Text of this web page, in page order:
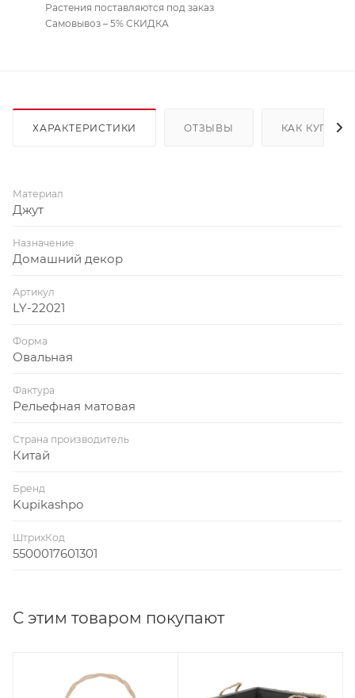
Растения поставляются под заказ
Самовывоз – 5% СКИДКА
ХАРАКТЕРИСТИКИ ОТЗЫВЫ КАК КУПИТЬ
Материал
Джут
Назначение
Домашний декор
Артикул
LY-22021
Форма
Овальная
Фактура
Рельефная матовая
Страна производитель
Китай
Бренд
Kupikashpo
ШтрихКод
5500017601301
С этим товаром покупают